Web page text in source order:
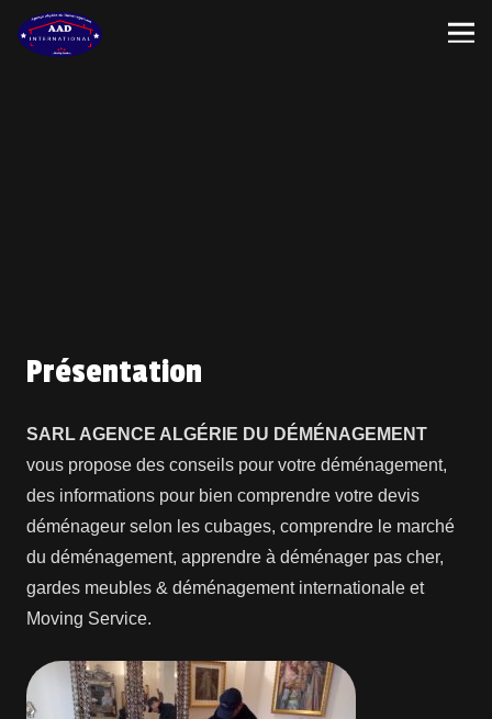
Présentation
SARL AGENCE ALGÉRIE DU DÉMÉNAGEMENT
vous propose des conseils pour votre déménagement,
des informations pour bien comprendre votre devis
déménageur selon les cubages, comprendre le marché
du déménagement, apprendre à déménager pas cher,
gardes meubles & déménagement internationale et
Moving Service.